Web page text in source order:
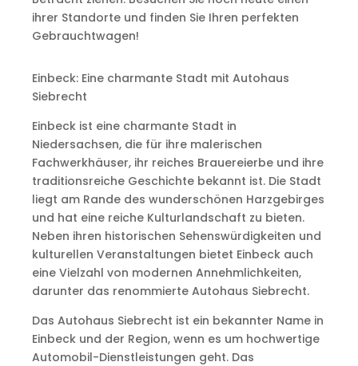
ihrer Standorte und finden Sie Ihren perfekten
Gebrauchtwagen!
Einbeck: Eine charmante Stadt mit Autohaus
Siebrecht
Einbeck ist eine charmante Stadt in
Niedersachsen, die für ihre malerischen
Fachwerkhäuser, ihr reiches Brauereierbe und ihre
traditionsreiche Geschichte bekannt ist. Die Stadt
liegt am Rande des wunderschönen Harzgebirges
und hat eine reiche Kulturlandschaft zu bieten.
Neben ihren historischen Sehenswürdigkeiten und
kulturellen Veranstaltungen bietet Einbeck auch
eine Vielzahl von modernen Annehmlichkeiten,
darunter das renommierte Autohaus Siebrecht.
Das Autohaus Siebrecht ist ein bekannter Name in
Einbeck und der Region, wenn es um hochwertige
Automobil-Dienstleistungen geht. Das